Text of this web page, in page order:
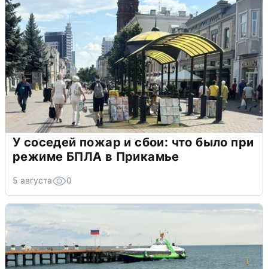
У соседей пожар и сбои: что было при
режиме БПЛА в Прикамье
5 августа 0